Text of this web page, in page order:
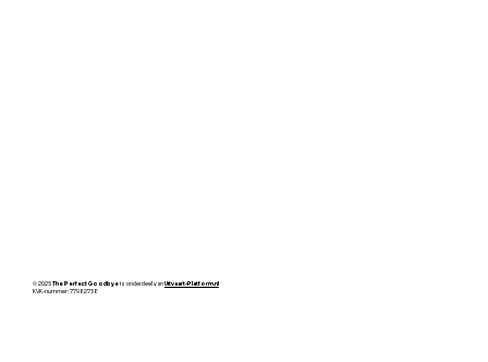
© 2025ThePerfect Goodbyeis onderdeel van
Uitvaart-Platform.nl
KVK-nummer: 77982738